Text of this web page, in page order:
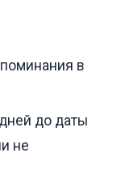
в
до даты
не